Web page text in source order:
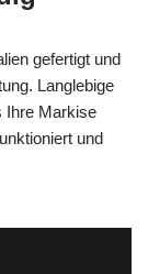
gefertigt und
Langlebige
Ihre Markise
und